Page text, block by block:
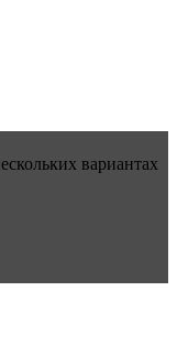
вариантах